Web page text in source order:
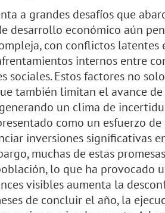
a grandes desafíos que
desarrollo económico aún
con conflictos latentes
internos entre
sociales. Estos factores no
también limitan el avance
un clima de
como un esfuerzo
inversiones significativas
muchas de estas
lo que ha provocado
visibles aumenta la
de concluir el año, la